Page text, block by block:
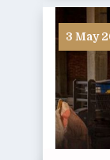
3 May